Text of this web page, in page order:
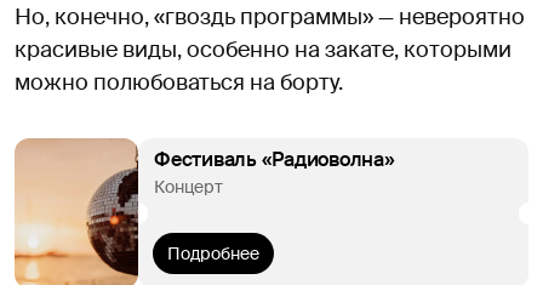
Но, конечно, «гвоздь программы» — невероятно
красивые виды, особенно на закате, которыми
можно полюбоваться на борту.
Фестиваль «Радиоволна»
Концерт
Подробнее